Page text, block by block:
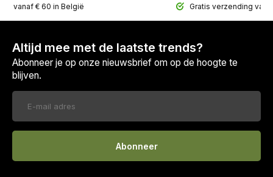
vanaf € 60 in België Gratis verzending
Altijd mee met de laatste trends?
Abonneer je op onze nieuwsbrief om op de hoogte te
blijven.
Abonneer